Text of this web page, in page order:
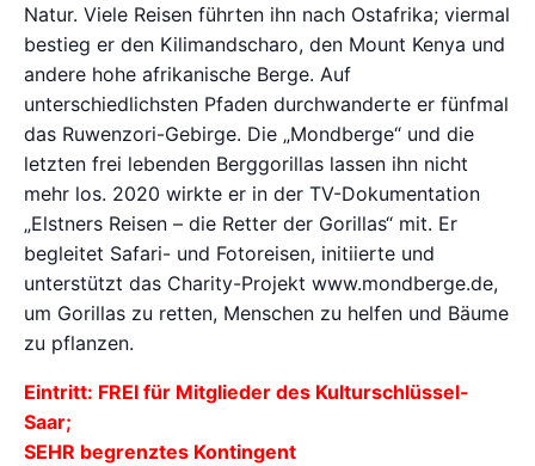
Natur. Viele Reisen führten ihn nach Ostafrika; viermal
bestieg er den Kilimandscharo, den Mount Kenya und
andere hohe afrikanische Berge. Auf
unterschiedlichsten Pfaden durchwanderte er fünfmal
das Ruwenzori-Gebirge. Die „Mondberge“ und die
letzten frei lebenden Berggorillas lassen ihn nicht
mehr los. 2020 wirkte er in der TV-Dokumentation
„Elstners Reisen – die Retter der Gorillas“ mit. Er
begleitet Safari- und Fotoreisen, initiierte und
unterstützt das Charity-Projekt www.mondberge.de,
um Gorillas zu retten, Menschen zu helfen und Bäume
zu pflanzen.
Eintritt: FREI für Mitglieder des Kulturschlüssel-
Saar;
SEHR begrenztes Kontingent